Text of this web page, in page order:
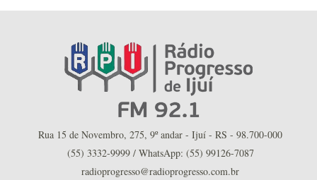
Rua 15 de Novembro, 275, 9º andar - Ijuí - RS - 98.700-000
(55) 3332-9999 / WhatsApp: (55) 99126-7087
radioprogresso@radioprogresso.com.br